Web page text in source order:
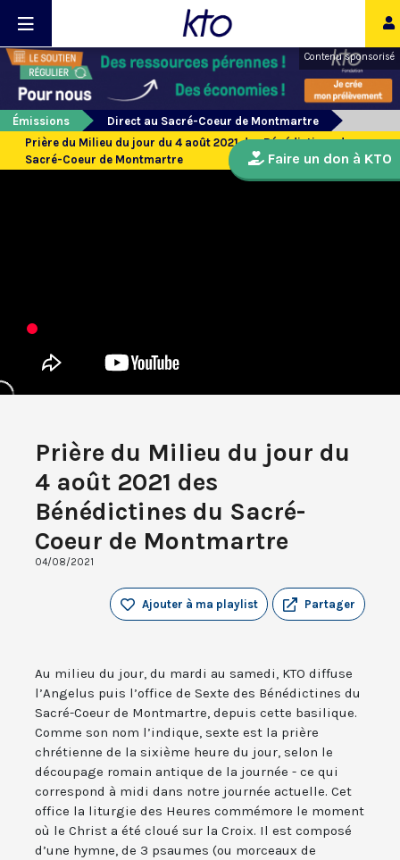
Contenu sponsorisé
Émissions
Direct au Sacré-Coeur de Montmartre
Prière du Milieu du jour du 4 août 2021 des Bénédictines du
Sacré-Coeur de Montmartre
Prière du Milieu du jour du
4 août 2021 des
Bénédictines du Sacré-
Coeur de Montmartre
04/08/2021
Partager
Ajouter à ma playlist
Au milieu du jour, du mardi au samedi, KTO diffuse
l’Angelus puis l’office de Sexte des Bénédictines du
Sacré-Coeur de Montmartre, depuis cette basilique.
Comme son nom l’indique, sexte est la prière
chrétienne de la sixième heure du jour, selon le
découpage romain antique de la journée - ce qui
correspond à midi dans notre journée actuelle. Cet
office la liturgie des Heures commémore le moment
où le Christ a été cloué sur la Croix. Il est composé
d’une hymne, de 3 psaumes (ou morceaux de
Faire un don à KTO